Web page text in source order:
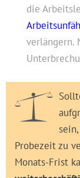
die
verlängern.
Probezeit zu
Monats-Frist